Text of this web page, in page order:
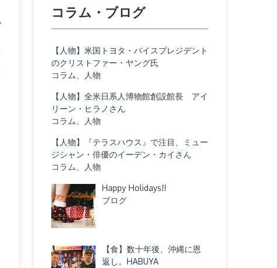
コラム・ブログ
【人物】米国トヨタ・バイスプレジデント
のクリストファー・ヤング氏
コラム、人物
【人物】全米日系人博物館創設館長 アイ
リーン・ヒラノさん
コラム、人物
【人物】『テラスハウス』で注目、ミュー
ジシャン・俳優のイーデン・カイさん
コラム、人物
Happy Holidays!!
ブログ
【食】数十年後、沖縄に恩
返し。HABUYA